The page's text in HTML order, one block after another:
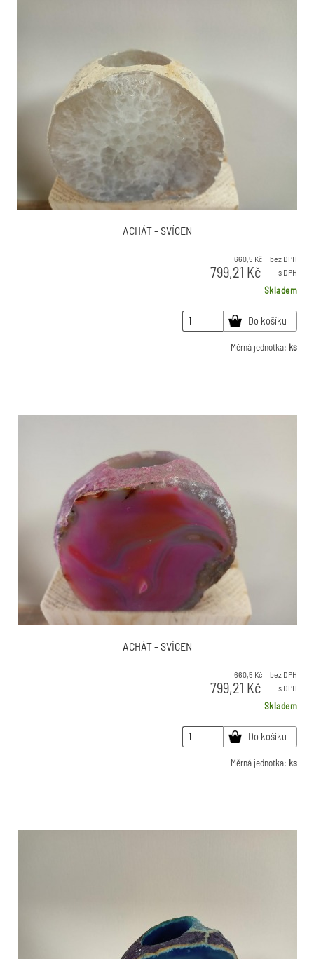
ACHÁT - SVÍCEN
660,5 Kč bez DPH
799,21 Kč s DPH
Skladem
Do košíku
Měrná jednotka: ks
ACHÁT - SVÍCEN
660,5 Kč bez DPH
799,21 Kč s DPH
Skladem
Do košíku
Měrná jednotka: ks